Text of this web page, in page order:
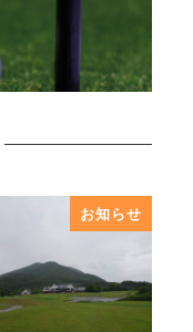
お知らせ